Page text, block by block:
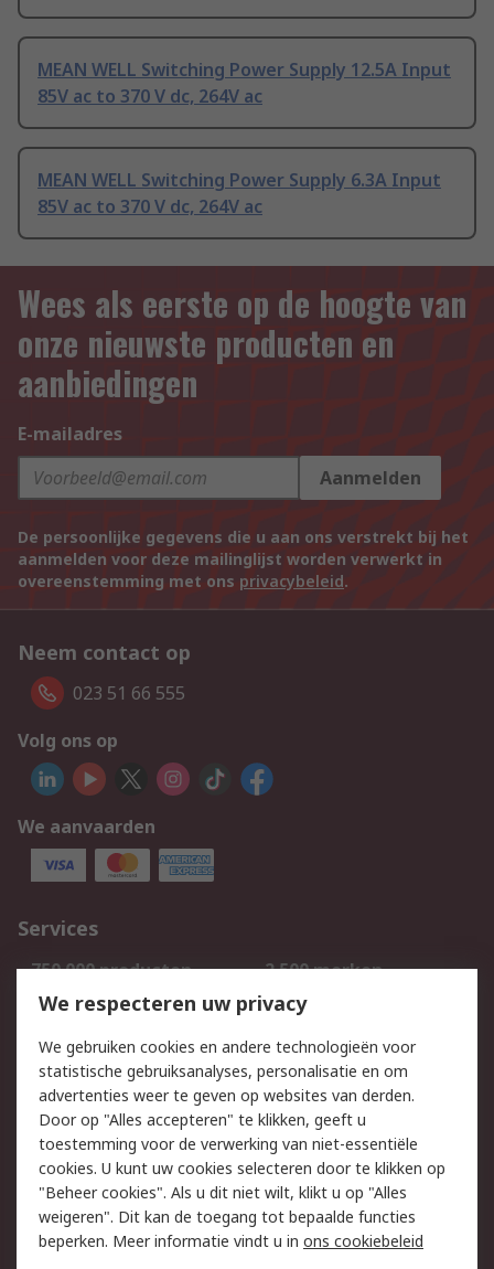
MEAN WELL Switching Power Supply 12.5A Input
85V ac to 370 V dc, 264V ac
MEAN WELL Switching Power Supply 6.3A Input
85V ac to 370 V dc, 264V ac
Wees als eerste op de hoogte van
onze nieuwste producten en
aanbiedingen
E-mailadres
Aanmelden
De persoonlijke gegevens die u aan ons verstrekt bij het
aanmelden voor deze mailinglijst worden verwerkt in
overeenstemming met ons privacybeleid.
Neem contact op
023 51 66 555
Volg ons op
We aanvaarden
Services
750.000 producten
2.500 merken
Bestellen
Inkoopoplossingen
Track & Trace
Wettelijk
Cookiebeleid
Email veiligheid
Privacybeleid
Websitevoorwaarden
Algemene
verkoopvoorwaarden
We respecteren uw privacy
We gebruiken cookies en andere technologieën voor
statistische gebruiksanalyses, personalisatie en om
advertenties weer te geven op websites van derden.
Door op "Alles accepteren" te klikken, geeft u
toestemming voor de verwerking van niet-essentiële
cookies. U kunt uw cookies selecteren door te klikken op
"Beheer cookies". Als u dit niet wilt, klikt u op "Alles
weigeren". Dit kan de toegang tot bepaalde functies
beperken. Meer informatie vindt u in ons cookiebeleid